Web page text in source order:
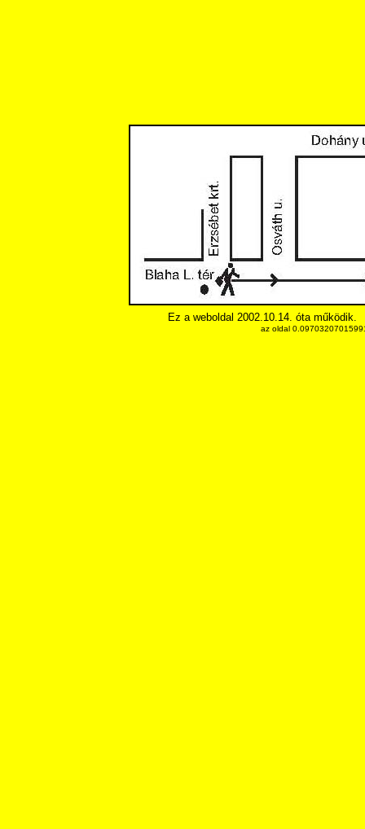
Ez a weboldal 2002.10.14. óta működik.
az oldal